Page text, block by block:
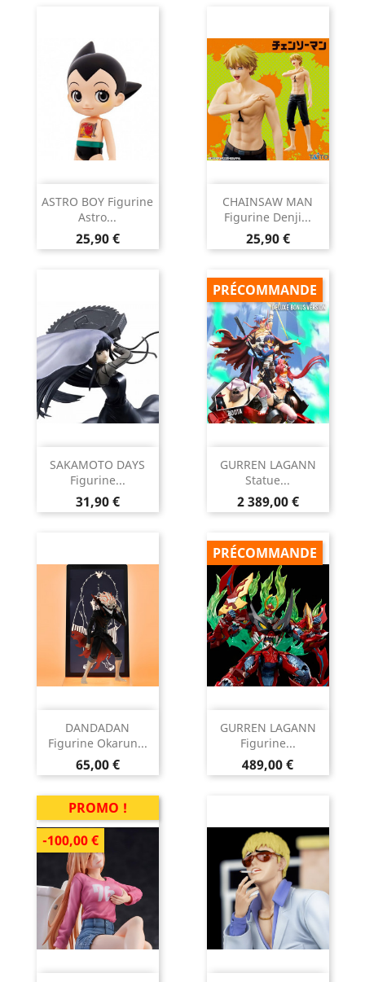
ASTRO BOY Figurine
Astro...
Prix
25,90 €
CHAINSAW MAN
Figurine Denji...
Prix
25,90 €
SAKAMOTO DAYS
Figurine...
Prix
31,90 €
GURREN LAGANN
Statue...
Prix
2 389,00 €
PRÉCOMMANDE
DANDADAN
Figurine Okarun...
Prix
65,00 €
GURREN LAGANN
Figurine...
Prix
489,00 €
PRÉCOMMANDE
PROMO !
-100,00 €